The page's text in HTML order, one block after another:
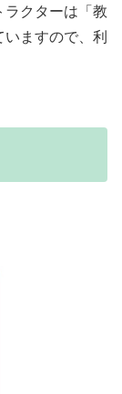
ラクターは「教
ますので、利